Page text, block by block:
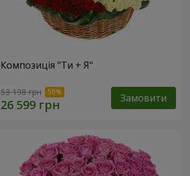
Композиція "Ти + Я"
53 198 грн Замовити